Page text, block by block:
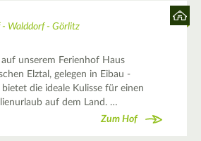
Walddorf - Görlitz
unserem Ferienhof Haus
Elztal, gelegen in Eibau -
die ideale Kulisse für einen
auf dem Land. …
Zum Hof